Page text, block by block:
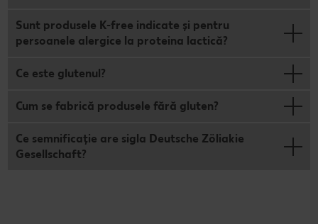
Sunt produsele K-free indicate și pentru
persoanele alergice la proteina lactică?
Ce este glutenul?
Cum se fabrică produsele fără gluten?
Ce semnificație are sigla Deutsche Zöliakie
Gesellschaft?